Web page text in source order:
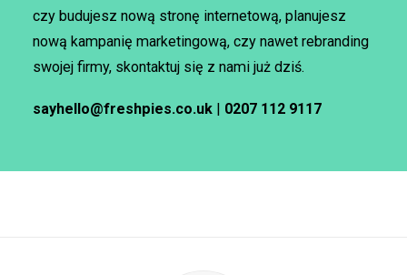
czy budujesz nową stronę internetową, planujesz
nową kampanię marketingową, czy nawet rebranding
swojej firmy, skontaktuj się z nami już dziś.
sayhello@freshpies.co.uk | 0207 112 9117